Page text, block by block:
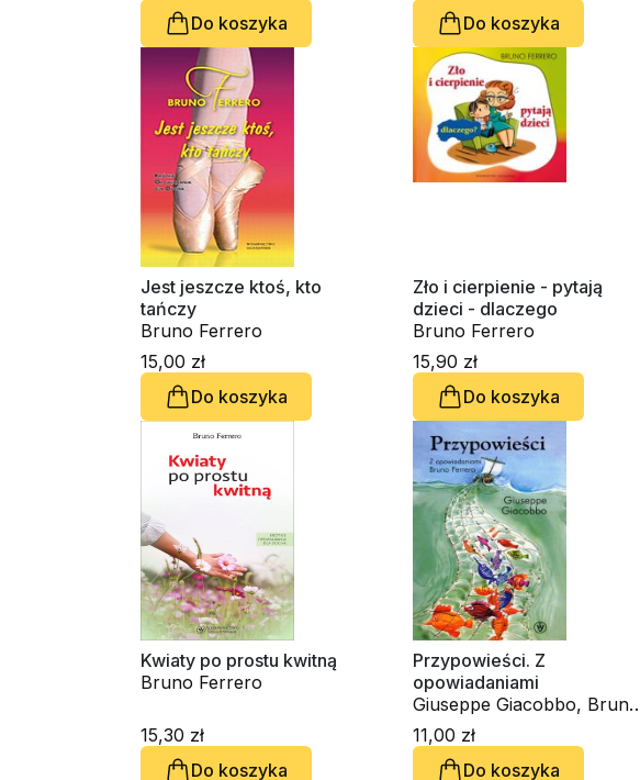
Do koszyka
Do koszyka
Jest jeszcze ktoś, kto
tańczy
Bruno Ferrero
15,00 zł
Do koszyka
Zło i cierpienie - pytają
dzieci - dlaczego
Bruno Ferrero
15,90 zł
Do koszyka
Kwiaty po prostu kwitną
Bruno Ferrero
15,30 zł
Do koszyka
Przypowieści. Z
opowiadaniami
Giuseppe Giacobbo, Bruno
Ferrero
11,00 zł
Do koszyka